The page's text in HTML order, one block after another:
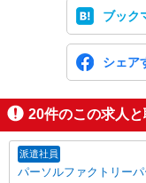
ブック
シェア
20件のこの求人
派遣社員
パーソルファクトリー